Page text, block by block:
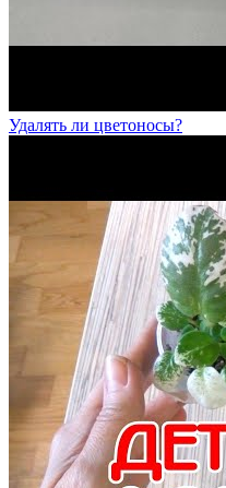
Удалять ли цветоносы?